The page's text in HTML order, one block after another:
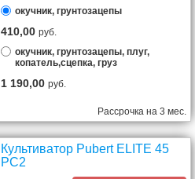
окучник, грунтозацепы
410,00руб.
окучник, грунтозацепы, плуг,
копатель,сцепка, груз
1 190,00руб.
Рассрочка на 3 мес.
Культиватор Pubert ELITE 45
PC2